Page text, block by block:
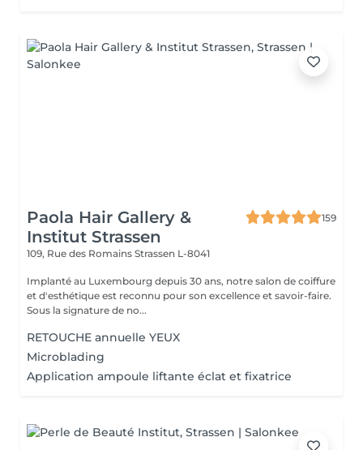
Paola Hair Gallery &
Institut Strassen
159
109, Rue des Romains Strassen L-8041
Implanté au Luxembourg depuis 30 ans, notre salon de coiffure
et d'esthétique est reconnu pour son excellence et savoir-faire.
Sous la signature de no...
RETOUCHE annuelle YEUX
Microblading
Application ampoule liftante éclat et fixatrice